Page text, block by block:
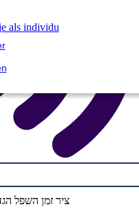
als individu